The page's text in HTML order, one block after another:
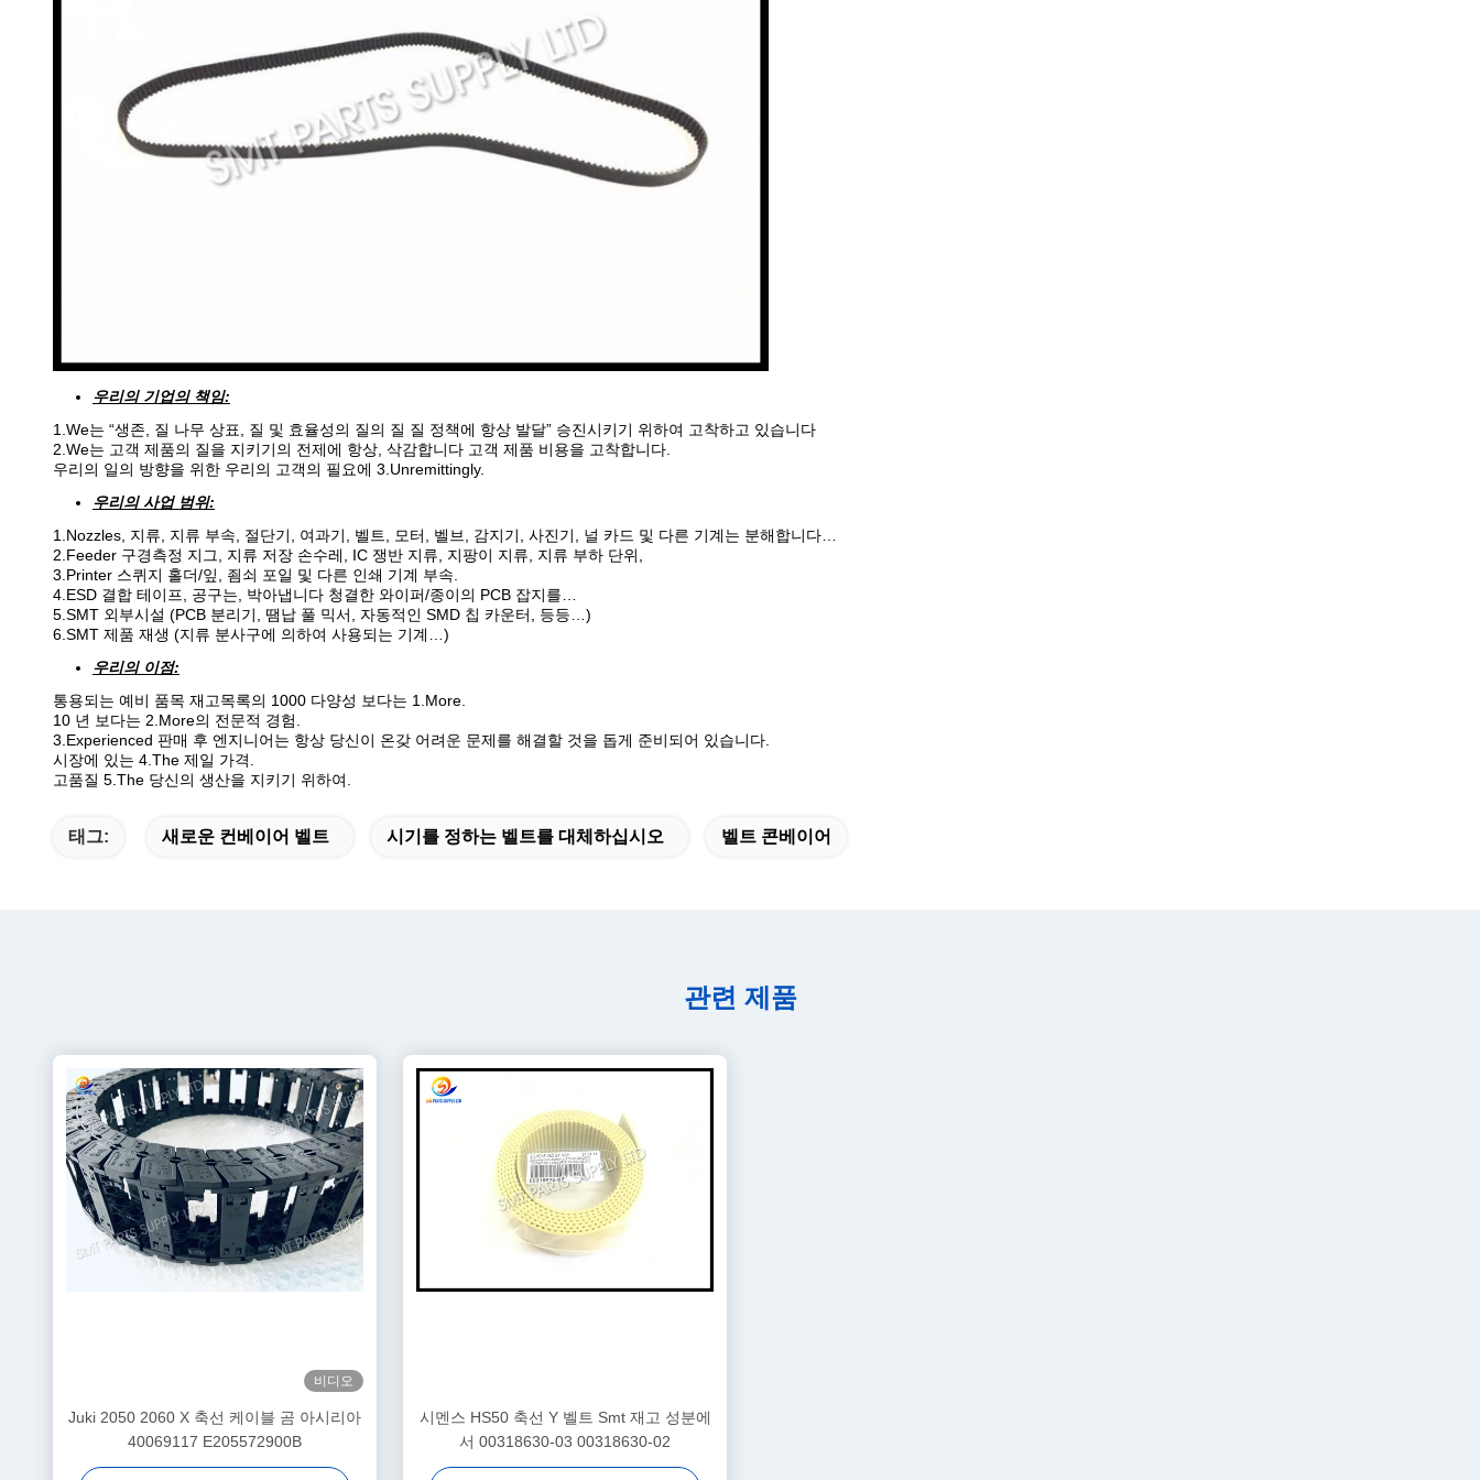
우리의 기업의 책임:
1.We는 “생존, 질 나무 상표, 질 및 효율성의 질의 질 질 정책에 항상 발달” 승진시키기 위하여 고착하고 있습니다
2.We는 고객 제품의 질을 지키기의 전제에 항상, 삭감합니다 고객 제품 비용을 고착합니다.
우리의 일의 방향을 위한 우리의 고객의 필요에 3.Unremittingly.
우리의 사업 범위:
1.Nozzles, 지류, 지류 부속, 절단기, 여과기, 벨트, 모터, 벨브, 감지기, 사진기, 널 카드 및 다른 기계는 분해합니다…
2.Feeder 구경측정 지그, 지류 저장 손수레, IC 쟁반 지류, 지팡이 지류, 지류 부하 단위,
3.Printer 스퀴지 홀더/잎, 죔쇠 포일 및 다른 인쇄 기계 부속.
4.ESD 결합 테이프, 공구는, 박아냅니다 청결한 와이퍼/종이의 PCB 잡지를…
5.SMT 외부시설 (PCB 분리기, 땜납 풀 믹서, 자동적인 SMD 칩 카운터, 등등…)
6.SMT 제품 재생 (지류 분사구에 의하여 사용되는 기계…)
우리의 이점:
통용되는 예비 품목 재고목록의 1000 다양성 보다는 1.More.
10 년 보다는 2.More의 전문적 경험.
3.Experienced 판매 후 엔지니어는 항상 당신이 온갖 어려운 문제를 해결할 것을 돕게 준비되어 있습니다.
시장에 있는 4.The 제일 가격.
고품질 5.The 당신의 생산을 지키기 위하여.
태그: 새로운 컨베이어 벨트 시기를 정하는 벨트를 대체하십시오 벨트 콘베이어
관련 제품
비디오
Juki 2050 2060 X 축선 케이블 곰 아시리아
40069117 E205572900B
시멘스 HS50 축선 Y 벨트 Smt 재고 성분에
서 00318630-03 00318630-02